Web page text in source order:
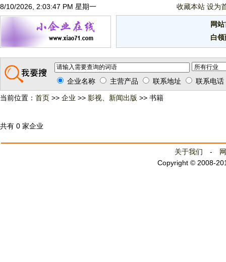
8/10/2026, 2:03:47 PM 星期一 收藏本站 设为
网
白
企业名称 主营产品 联系地址 联系电话
当前位置： 首页 >> 企业 >> 影视、新闻出版 >> 书籍
共有 0 家企业
关于我们 -
Copyright © 2008-